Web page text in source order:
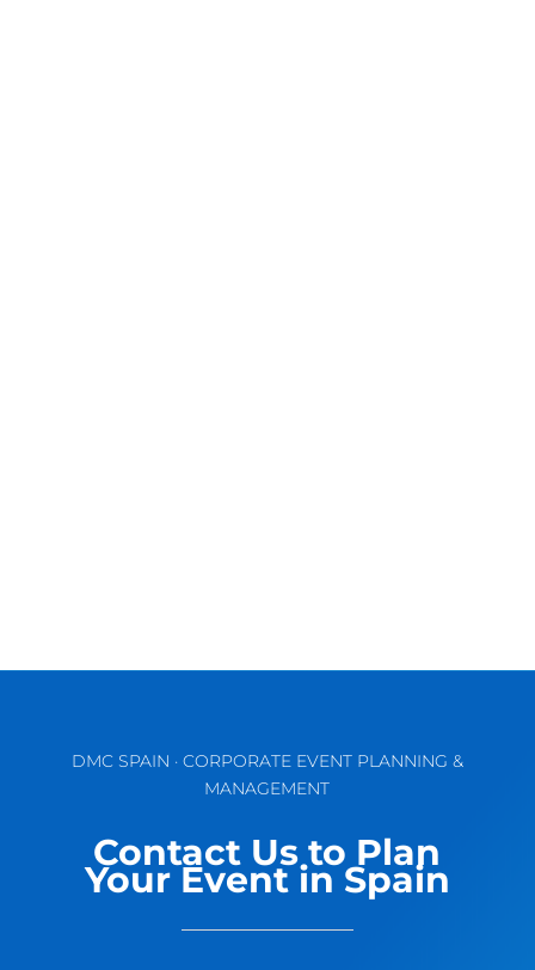
DMC SPAIN · CORPORATE EVENT PLANNING &
MANAGEMENT
Contact Us to Plan
Your Event in Spain